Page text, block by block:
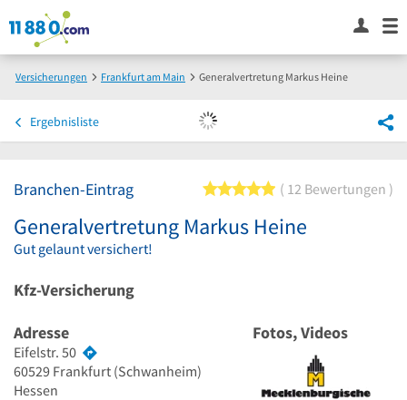
Versicherungen Frankfurt am Main Generalvertretung Markus Heine
Ergebnisliste
Branchen-Eintrag 5 von 5 Sternen
12 Bewertungen
Generalvertretung Markus Heine
Gut gelaunt versichert!
Kfz-Versicherung
Adresse
Eifelstr. 50
60529 Frankfurt (Schwanheim)
Hessen
Fotos, Videos